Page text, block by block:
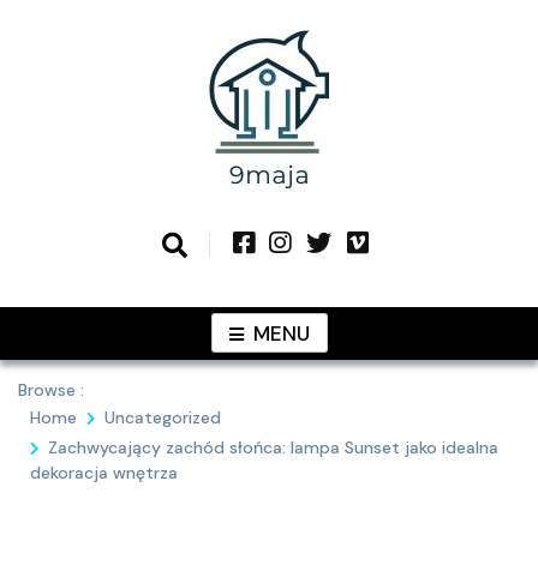
9MAJApomysłami
MENU
Browse :
Home
Uncategorized
Zachwycający zachód słońca: lampa Sunset jako idealna
dekoracja wnętrza